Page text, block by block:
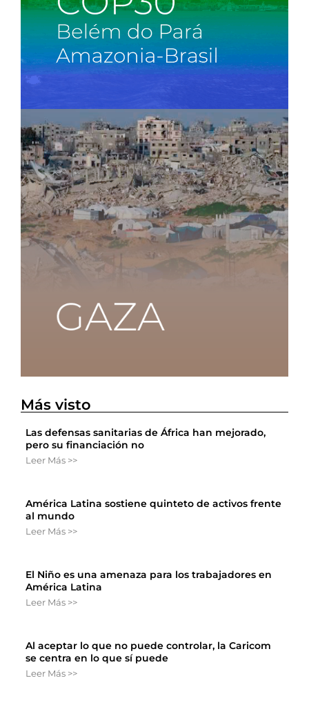
Más visto
Las defensas sanitarias de África han mejorado,
pero su financiación no
Leer Más >>
América Latina sostiene quinteto de activos frente
al mundo
Leer Más >>
El Niño es una amenaza para los trabajadores en
América Latina
Leer Más >>
Al aceptar lo que no puede controlar, la Caricom
se centra en lo que sí puede
Leer Más >>